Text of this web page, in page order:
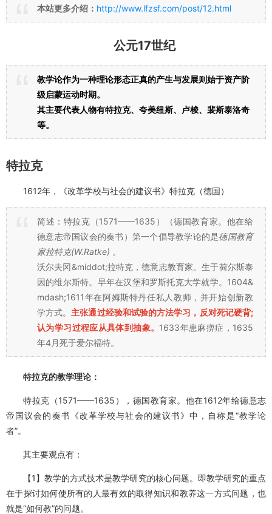
本站更多介绍： http://www.lfzsf.com/post/12.html
公元17世纪
教学论作为一种理论形态正真的产生与发展则始于资产阶
级启蒙运动时期。
其主要代表人物有特拉克、夸美纽斯、卢梭、裴斯泰洛奇
等。
特拉克
1612年，《改革学校与社会的建议书》特拉克（德国）
简述：特拉克（1571——1635）（德国教育家。他在给
德意志帝国议会的奏书）第一个倡导教学论的是德国教育
家拉特克(W.Ratke) 。
沃尔夫冈&middot;拉特克，德意志教育家。生于荷尔斯泰
因的维尔斯特。早年在汉堡和罗斯托克大学就学。1604&
mdash;1611年在阿姆斯特丹任私人教师，并开始创新教
学方式。 主张通过经验和试验的方法学习，反对死记硬背;
认为学习过程应从具体到抽象。 1633年患麻痹症，1635
年4月死于爱尔福特。
特拉克的教学理论：
特拉克（1571——1635），德国教育家。他在1612年给德意志
帝国议会的奏书《改革学校与社会的建议书》中，自称是“教学论
者”。
其主要观点有：
【1】教学的方式技术是教学研究的核心问题。即教学研究的重点
在于探讨如何使所有的人最有效的取得知识和教养这一方式问题，也
就是“如何教”的问题。